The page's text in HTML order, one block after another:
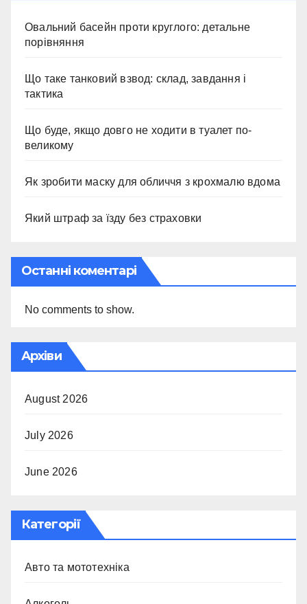
Овальний басейн проти круглого: детальне
порівняння
Що таке танковий взвод: склад, завдання і
тактика
Що буде, якщо довго не ходити в туалет по-
великому
Як зробити маску для обличчя з крохмалю вдома
Який штраф за їзду без страховки
Останні коментарі
No comments to show.
Архіви
August 2026
July 2026
June 2026
Категорії
Авто та мототехніка